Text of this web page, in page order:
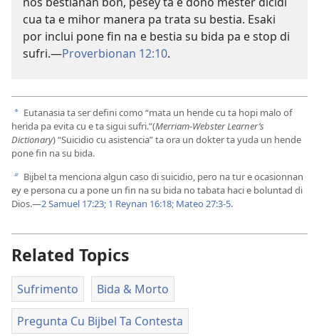
cua ta e mihor manera pa trata su bestia. Esaki
por inclui pone fin na e bestia su bida pa e stop di
sufri.​—Proverbionan 12:10.
a Eutanasia ta ser defini como “mata un hende cu ta hopi malo of
herida pa evita cu e ta sigui sufri.”(Merriam-Webster Learner’s
Dictionary) “Suicidio cu asistencia” ta ora un dokter ta yuda un hende
pone fin na su bida.
b Bijbel ta menciona algun caso di suicidio, pero na tur e ocasionnan
ey e persona cu a pone un fin na su bida no tabata haci e boluntad di
Dios.​—2 Samuel 17:23; 1 Reynan 16:18; Mateo 27:3-5.
Related Topics
Sufrimento Bida & Morto
Pregunta Cu Bijbel Ta Contesta